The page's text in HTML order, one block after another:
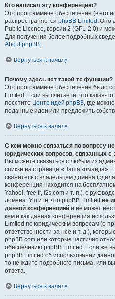
Кто написал эту конференцию?
Это программное обеспечение (в его
распространяется phpBB Limited . Оно
Public Licence, версии 2 (GPL-2.0) и
Для получения более подробных
About phpBB.
Вернуться к началу
Почему здесь нет такой-то функции?
Это программное обеспечение было
Limited. Если вы считаете, что какая-
посетите Центр идей phpBB, где
поданные идеи или предложить
Вернуться к началу
С кем можно связаться по вопросу
юридических вопросов, связанных с
Вы можете связаться с любым из
списке на странице «Наша команда».
свяжитесь с владельцем домена
конференция находится на
Yahoo!, free.fr, f2s.com и т. п.), с
домена. Учтите, что phpBB Limited не
данной конференцией и не может
кем и как данная конференция
Limited по юридическим вопросам (о
ответственности за неё и т. д.), которые
phpBB.com или которые частично
обеспечению phpBB Limited. Если же
phpBB Limited об использовании
то не ждите подробного письма, или
ответа.
Вернуться к началу